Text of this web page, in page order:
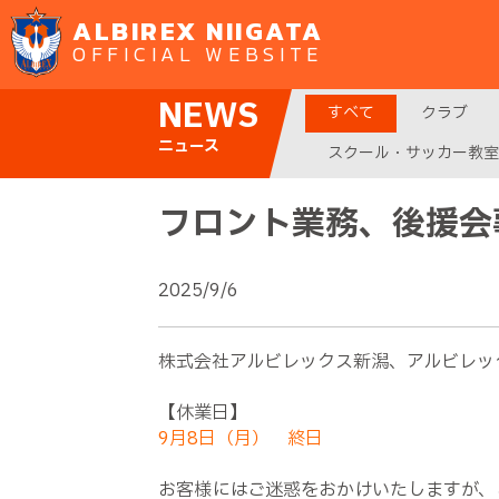
ALBIREX NIIGATA
OFFICIAL WEBSITE
NEWS
ニュース
すべて
クラブ
スクール・サッカー教室
フロント業務、後援
2025/9/6
株式会社アルビレックス新潟、アルビレ
【休業日】
9月8日（月） 終日
お客様にはご迷惑をおかけいたしますが